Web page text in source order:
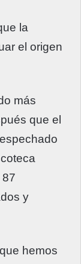
la
el origen
más
que el
87
y
hemos